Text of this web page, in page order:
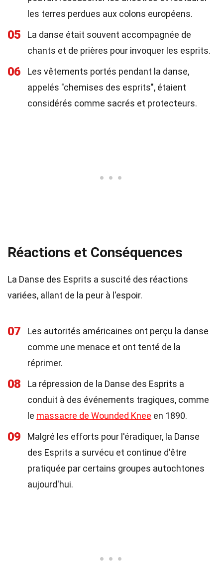
les terres perdues aux colons européens.
05
La danse était souvent accompagnée de
chants et de prières pour invoquer les esprits.
06
Les vêtements portés pendant la danse,
appelés "chemises des esprits", étaient
considérés comme sacrés et protecteurs.
Réactions et Conséquences
La Danse des Esprits a suscité des réactions
variées, allant de la peur à l'espoir.
07
Les autorités américaines ont perçu la danse
comme une menace et ont tenté de la
réprimer.
08
La répression de la Danse des Esprits a
conduit à des événements tragiques, comme
le massacre de Wounded Knee en 1890.
09
Malgré les efforts pour l'éradiquer, la Danse
des Esprits a survécu et continue d'être
pratiquée par certains groupes autochtones
aujourd'hui.